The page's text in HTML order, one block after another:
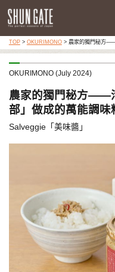
TOP> OKURIMONO> 農家的獨門秘方
OKURIMONO (July 2024)
農家的獨門秘方——
部」做成的萬能調味
Salveggie「美味醬」